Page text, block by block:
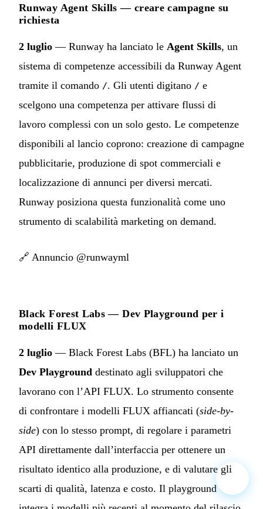
Runway Agent Skills — creare campagne su
richiesta
2 luglio — Runway ha lanciato le Agent Skills, un
sistema di competenze accessibili da Runway Agent
tramite il comando /. Gli utenti digitano / e
scelgono una competenza per attivare flussi di
lavoro complessi con un solo gesto. Le competenze
disponibili al lancio coprono: creazione di campagne
pubblicitarie, produzione di spot commerciali e
localizzazione di annunci per diversi mercati.
Runway posiziona questa funzionalità come uno
strumento di scalabilità marketing on demand.
🔗 Annuncio @runwayml
Black Forest Labs — Dev Playground per i
modelli FLUX
2 luglio — Black Forest Labs (BFL) ha lanciato un
Dev Playground destinato agli sviluppatori che
lavorano con l’API FLUX. Lo strumento consente
di confrontare i modelli FLUX affiancati (side-by-
side) con lo stesso prompt, di regolare i parametri
API direttamente dall’interfaccia per ottenere un
risultato identico alla produzione, e di valutare gli
scarti di qualità, latenza e costo. Il playground